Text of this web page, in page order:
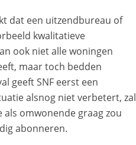
dat een uitzendbureau of
kwalitatieve
ook niet alle woningen
maar toch bedden
geeft SNF eerst een
alsnog niet verbetert, zal
omwonende graag zou
abonneren.